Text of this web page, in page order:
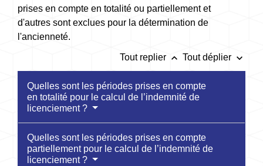
prises en compte en totalité ou partiellement et
d'autres sont exclues pour la détermination de
l'ancienneté.
Tout replier keyboard_arrow_up Tout déplier keyboard_arrow_down
Quelles sont les périodes prises en compte
en totalité pour le calcul de l’indemnité de
licenciement ?
Quelles sont les périodes prises en compte
partiellement pour le calcul de l’indemnité de
licenciement ?